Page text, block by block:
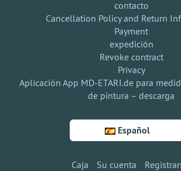
contacto
Cancellation Policy and Return
Payment
expedición
Revoke contract
Privacy
Aplicación App MD-ETARI.de para
de pintura – descarga
Español
Caja Su cuenta